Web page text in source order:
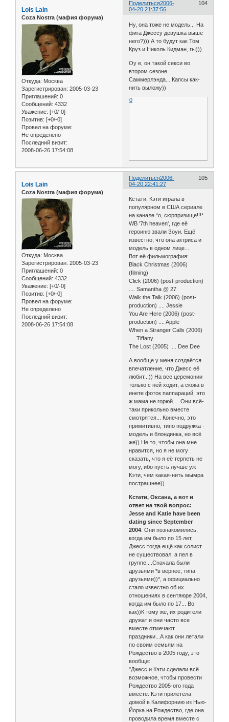
Поделиться 104
2006-
04-20 21:37:56
Lois Lain
Coza Nostra (мафия форума)
Откуда: Москва
Зарегистрирован: 2005-03-23
Приглашений: 0
Сообщений: 4332
Уважение: [+0/-0]
Позитив: [+0/-0]
Провел на форуме:
Не определено
Последний визит:
2008-06-26 17:54:08
Ну, она тоже не модель... На
фига Джессу девушка выше
него?))) А то будут как Том
Круз и Николь Кидман, гы)))
Оу е, он такой секси во
втором сезоне
Саммерлэнда... Капсы как-
нить выложу))
0
Поделиться 105
2006-
04-20 22:41:27
Lois Lain
Coza Nostra (мафия форума)
Откуда: Москва
Зарегистрирован: 2005-03-23
Приглашений: 0
Сообщений: 4332
Уважение: [+0/-0]
Позитив: [+0/-0]
Провел на форуме:
Не определено
Последний визит:
2008-06-26 17:54:08
Кстати, Кэти играла в
популярном в США сериале
на канале *о, сюрпризище!!!*
WB '7th heaven', где её
героиню звали Зоуи. Ещё
известно, что она актриса и
модель в одном лице...
Вот её фильмография:
Black Christmas (2006)
(filming)
Click (2006) (post-production)
.... Samantha @ 27
Walk the Talk (2006) (post-
production) .... Jessie
You Are Here (2006) (post-
production) .... Apple
When a Stranger Calls (2006)
.... Tiffany
The Lost (2005) .... Dee Dee
А вообще у меня создаётся
впечатление, что Джесс её
любит...)) На все церемонии
только с ней ходит, а скока в
инете фоток паппараций, это
ж мама не горюй... Они всё-
таки прикольно вместе
смотрятся... Конечно, это
примитивно, типо подружка -
модель и блондинка, но всё
же)) Не то, чтобы она мне
нравится, но я не могу
сказать, что я её терпеть не
могу, ибо пусть лучше уж
Кэти, чем какая-нить мымра
пострашнее))
Кстати, Оксана, а вот и
ответ на твой вопрос:
Jesse and Katie have been
dating since September
2004 . Они познакомились,
когда им было по 15 лет,
Джесс тогда ещё как солист
не существовал, а пел в
группе....Сначала были
друзьями *в вернее, типа
друзьями))*, а официально
стало известно об их
отношениях в сентяюре 2004,
когда им было по 17... Во
как))К тому же, их родители
дружат и они часто все
вместе отмечают
праздники...А как они летали
по своим семьям на
Рождество в 2005 году, это
вообще:
"Джесс и Кэти сделали всё
возможное, чтобы провести
Рождество 2005-ого года
вместе. Кэти прилетела
домой в Калифорнию из Нью-
Йорка на Рождество, где она
проводила время вместе с